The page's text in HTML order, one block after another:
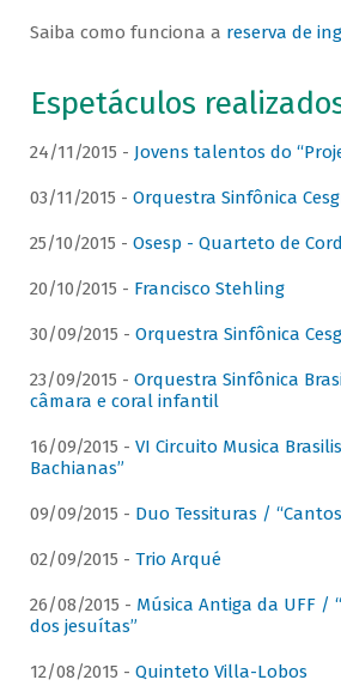
Saiba como funciona a reserva de
Espetáculos
24/11/2015 - Jovens talentos do
03/11/2015 - Orquestra Sinfônica
25/10/2015 - Osesp - Quarteto de
20/10/2015 - Francisco Stehling
30/09/2015 - Orquestra Sinfônica
23/09/2015 - Orquestra Sinfônica
câmara e coral infantil
16/09/2015 - VI Circuito Musica
Bachianas”
09/09/2015 - Duo Tessituras /
02/09/2015 - Trio Arqué
26/08/2015 - Música Antiga da UFF /
dos jesuítas”
12/08/2015 - Quinteto Villa-Lobos